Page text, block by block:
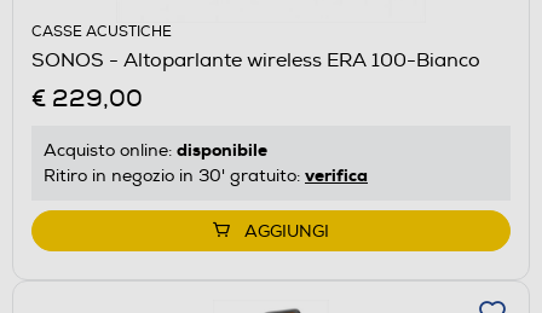
CASSE ACUSTICHE
SONOS - Altoparlante wireless ERA 100-Bianco
€ 229,00
Acquisto online: disponibile
Ritiro in negozio in 30' gratuito: verifica
AGGIUNGI